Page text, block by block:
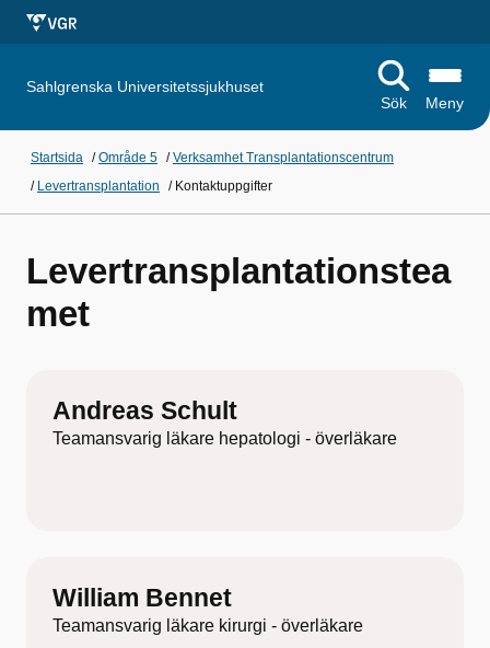
Sahlgrenska Universitetssjukhuset
Sök
Meny
Startsida /Område 5 /Verksamhet Transplantationscentrum
/ Levertransplantation / Kontaktuppgifter
Levertransplantationstea
met
Andreas Schult
Teamansvarig läkare hepatologi - överläkare
William Bennet
Teamansvarig läkare kirurgi - överläkare